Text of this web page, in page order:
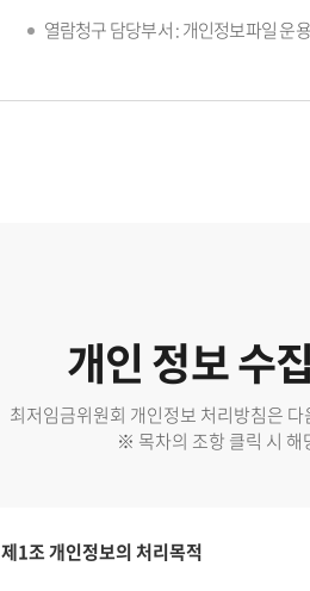
열람청구 담당부서 : 개인정보파일 운
개인 정보 수
최저임금위원회 개인정보 처리방침은
※ 목차의 조항 클릭 시 해
제1조 개인정보의 처리목적